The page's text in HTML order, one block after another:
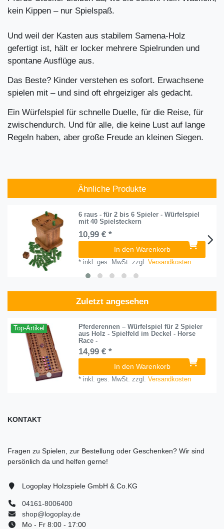
kein Kippen – nur Spielspaß.
Und weil der Kasten aus stabilem Samena-Holz
gefertigt ist, hält er locker mehrere Spielrunden und
spontane Ausflüge aus.
Das Beste? Kinder verstehen es sofort. Erwachsene
spielen mit – und sind oft ehrgeiziger als gedacht.
Ein Würfelspiel für schnelle Duelle, für die Reise, für
zwischendurch. Und für alle, die keine Lust auf lange
Regeln haben, aber große Freude an kleinen Siegen.
Ähnliche Produkte
6 raus - für 2 bis 6 Spieler - Würfelspiel
mit 40 Spielsteckern
10,99 € *
In den Warenkorb
* inkl. ges. MwSt. zzgl.Versandkosten
Zuletzt angesehen
Top-Artikel
Pferderennen – Würfelspiel für 2 Spieler
aus Holz - Spielfeld im Deckel - Horse
Race -
14,99 € *
In den Warenkorb
* inkl. ges. MwSt. zzgl.Versandkosten
KONTAKT
Fragen zu Spielen, zur Bestellung oder Geschenken? Wir sind
persönlich da und helfen gerne!
Logoplay Holzspiele GmbH & Co.KG
04161-8006400
shop@logoplay.de
Mo - Fr 8:00 - 17:00